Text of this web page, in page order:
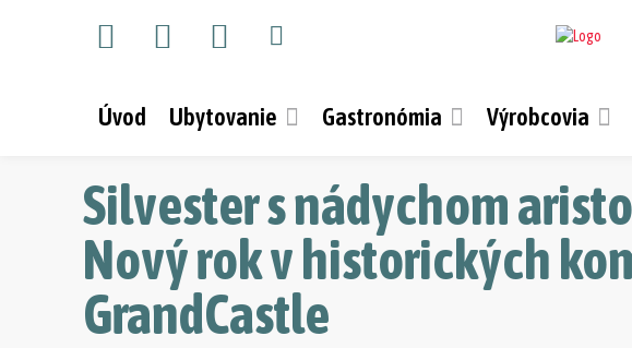
Úvod Ubytovanie Gastronómia Výrobcovia
Silvester s nádychom
Nový rok v historických
GrandCastle